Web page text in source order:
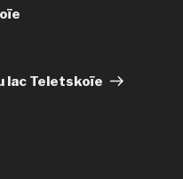
lac Teletskoïe